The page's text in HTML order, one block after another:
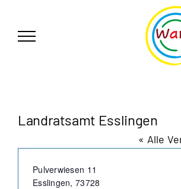
springen
Landratsamt Esslingen
« Alle
Adresse
Pulverwiesen 11
Esslingen, 73728